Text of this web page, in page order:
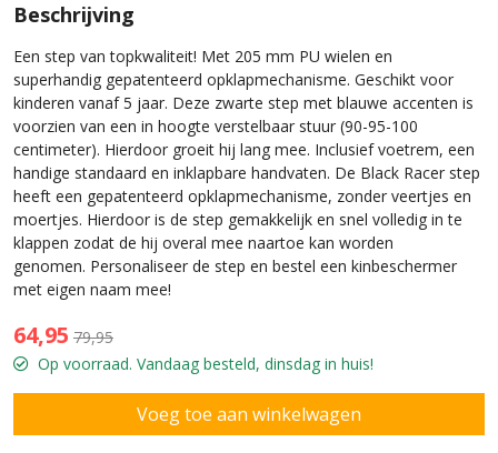
Beschrijving
Een step van topkwaliteit! Met 205 mm PU wielen en
superhandig gepatenteerd opklapmechanisme. Geschikt voor
kinderen vanaf 5 jaar. Deze zwarte step met blauwe accenten is
voorzien van een in hoogte verstelbaar stuur (90-95-100
centimeter). Hierdoor groeit hij lang mee. Inclusief voetrem, een
handige standaard en inklapbare handvaten. De Black Racer step
heeft een gepatenteerd opklapmechanisme, zonder veertjes en
moertjes. Hierdoor is de step gemakkelijk en snel volledig in te
klappen zodat de hij overal mee naartoe kan worden
genomen. Personaliseer de step en bestel een kinbeschermer
met eigen naam mee!
64,95 79,95
Op voorraad. Vandaag besteld, dinsdag in huis!